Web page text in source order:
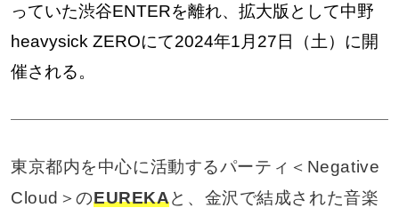
っていた渋谷ENTERを離れ、拡大版として中野
heavysick ZEROにて2024年1月27日（土）に開
催される。
東京都内を中心に活動するパーティ＜Negative
Cloud＞のEUREKAと、金沢で結成された音楽